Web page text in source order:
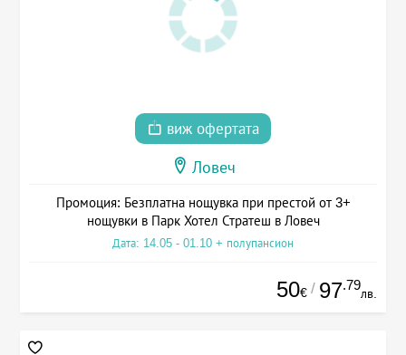
виж офертата
Ловеч
Промоция: Безплатна нощувка при престой от 3+
нощувки в Парк Хотел Стратеш в Ловеч
Дата: 14.05 - 01.10 + полупансион
50€ / 97.79
лв.